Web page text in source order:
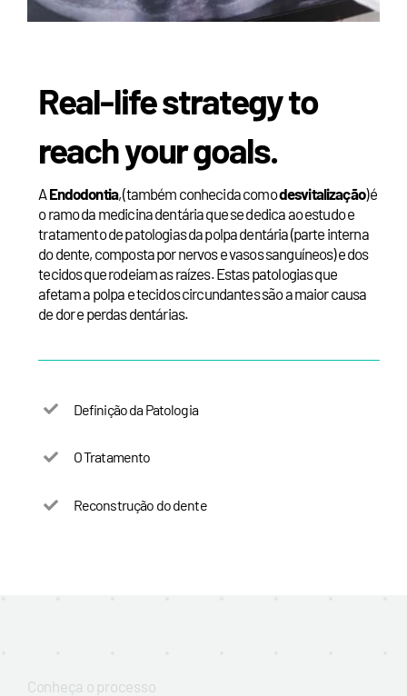
Real-life strategy to
reach your goals.
A Endodontia, (também conhecida comodesvitalização) é
o ramo da medicina dentária que se dedica ao estudo e
tratamento de patologias da polpa dentária (parte interna
do dente, composta por nervos e vasos sanguíneos) e dos
tecidos que rodeiam as raízes. Estas patologias que
afetam a polpa e tecidos circundantes são a maior causa
de dor e perdas dentárias.
Definição da Patologia
O Tratamento
Reconstrução do dente
Conheça o processo